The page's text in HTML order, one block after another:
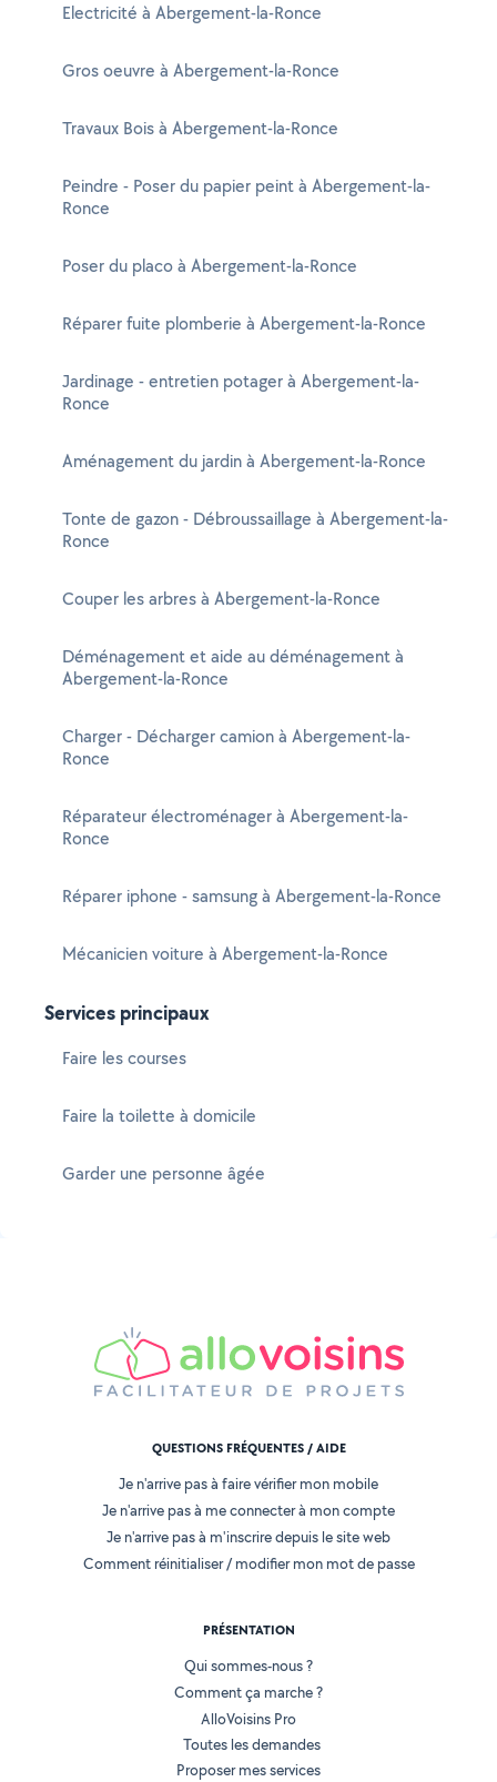
Electricité à Abergement-la-Ronce
Gros oeuvre à Abergement-la-Ronce
Travaux Bois à Abergement-la-Ronce
Peindre - Poser du papier peint à Abergement-la-
Ronce
Poser du placo à Abergement-la-Ronce
Réparer fuite plomberie à Abergement-la-Ronce
Jardinage - entretien potager à Abergement-la-
Ronce
Aménagement du jardin à Abergement-la-Ronce
Tonte de gazon - Débroussaillage à Abergement-la-
Ronce
Couper les arbres à Abergement-la-Ronce
Déménagement et aide au déménagement à
Abergement-la-Ronce
Charger - Décharger camion à Abergement-la-
Ronce
Réparateur électroménager à Abergement-la-
Ronce
Réparer iphone - samsung à Abergement-la-Ronce
Mécanicien voiture à Abergement-la-Ronce
Services principaux
Faire les courses
Faire la toilette à domicile
Garder une personne âgée
QUESTIONS FRÉQUENTES / AIDE
Je n'arrive pas à faire vérifier mon mobile
Je n'arrive pas à me connecter à mon compte
Je n'arrive pas à m'inscrire depuis le site web
Comment réinitialiser / modifier mon mot de passe
PRÉSENTATION
Qui sommes-nous ?
Comment ça marche ?
AlloVoisins Pro
Toutes les demandes
Proposer mes services